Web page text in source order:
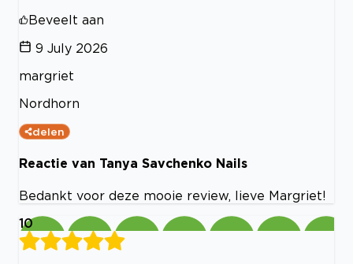
Beveelt aan
9 July 2026
margriet
Nordhorn
delen
Reactie van Tanya Savchenko Nails
Bedankt voor deze mooie review, lieve Margriet!
10